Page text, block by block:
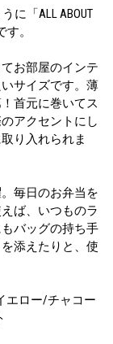
に「ALL ABOUT
。
お部屋のインテ
サイズです。薄
首元に巻いてス
アクセントにし
り入れられま
毎日のお弁当を
ば、いつものラ
バッグの持ち手
添えたりと、使
エロー/チャコー